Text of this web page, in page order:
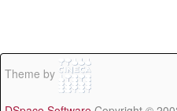
Theme by